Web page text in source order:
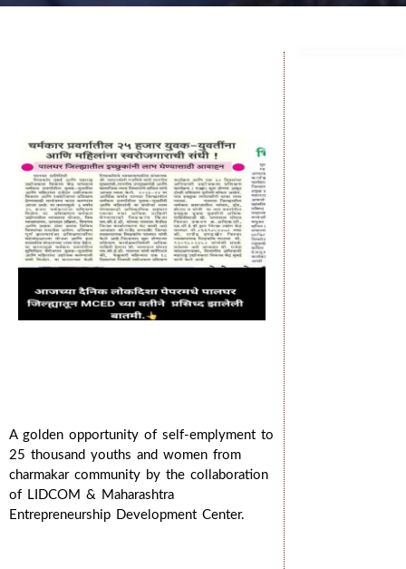
A golden opportunity of self-emplyment to
25 thousand youths and women from
charmakar community by the collaboration
of LIDCOM & Maharashtra
Entrepreneurship Development Center.